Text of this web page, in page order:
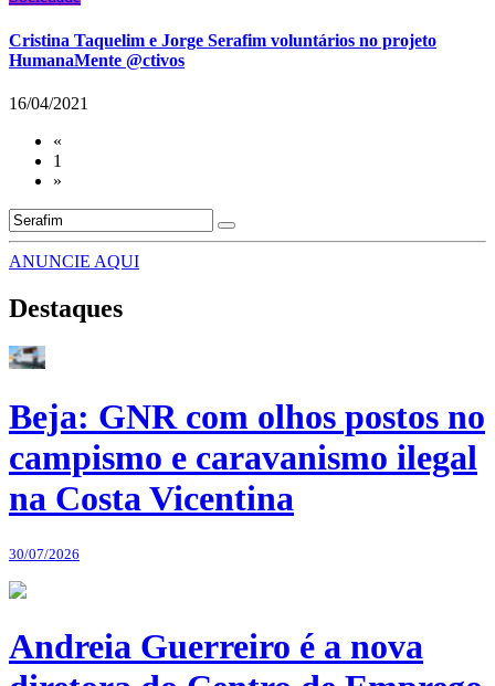
Cristina Taquelim e Jorge Serafim voluntários no projeto
HumanaMente @ctivos
16/04/2021
«
1
»
ANUNCIE AQUI
Destaques
Beja: GNR com olhos postos no
campismo e caravanismo ilegal
na Costa Vicentina
30/07/2026
Andreia Guerreiro é a nova